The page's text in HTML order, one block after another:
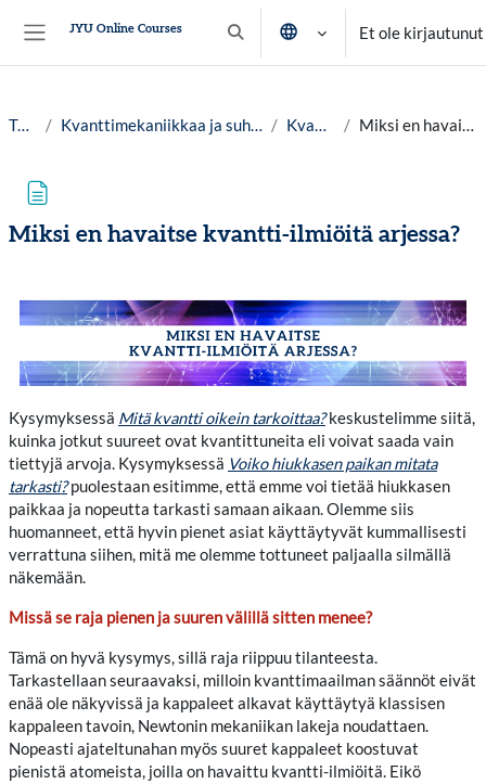
JYU Online Courses
Vaihda hakusyöttöä
Et ole kirjautunut
Työpöytä Kvanttimekaniikkaa ja suhteellisuusteoriaa yleissivistävästi, lv. 25-26 Kvanttimekaniikka Miksi en havaitse kvantti-ilmiöitä arjessa?
Miksi en havaitse kvantti-ilmiöitä arjessa?
Kysymyksessä Mitä kvantti oikein tarkoittaa?keskustelimme siitä,
kuinka jotkut suureet ovat kvantittuneita eli voivat saada vain
tiettyjä arvoja. Kysymyksessä Voiko hiukkasen paikan mitata
tarkasti?puolestaan esitimme, että emme voi tietää hiukkasen
paikkaa ja nopeutta tarkasti samaan aikaan. Olemme siis
huomanneet, että hyvin pienet asiat käyttäytyvät kummallisesti
verrattuna siihen, mitä me olemme tottuneet paljaalla silmällä
näkemään.
Missä se raja pienen ja suuren välillä sitten menee?
Tämä on hyvä kysymys, sillä raja riippuu tilanteesta.
Tarkastellaan seuraavaksi, milloin kvanttimaailman säännöt eivät
enää ole näkyvissä ja kappaleet alkavat käyttäytyä klassisen
kappaleen tavoin, Newtonin mekaniikan lakeja noudattaen.
Nopeasti ajateltunahan myös suuret kappaleet koostuvat
pienistä atomeista, joilla on havaittu kvantti-ilmiöitä. Eikö